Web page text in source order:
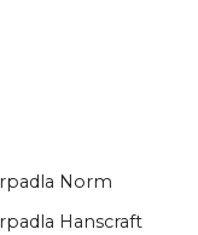
Norm
Hanscraft